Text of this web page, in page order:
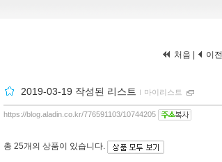
처음 이전
2019-03-19 작성된 리스트 ｌ 마이리스트
https://blog.aladin.co.kr/776591103/10744205
총 25개 의 상품이 있습니다.